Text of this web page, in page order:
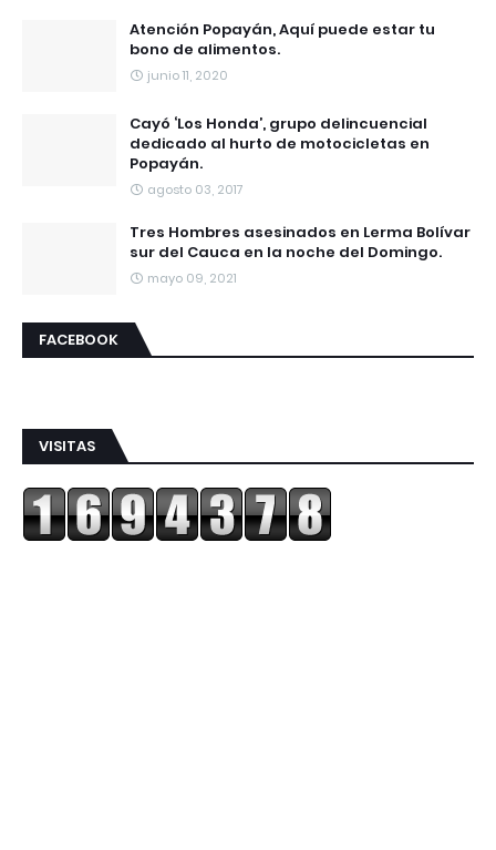
Atención Popayán, Aquí puede estar tu
bono de alimentos.
junio 11, 2020
Cayó ‘Los Honda’, grupo delincuencial
dedicado al hurto de motocicletas en
Popayán.
agosto 03, 2017
Tres Hombres asesinados en Lerma Bolívar
sur del Cauca en la noche del Domingo.
mayo 09, 2021
FACEBOOK
VISITAS